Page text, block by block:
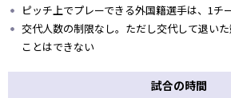
ピッチ上でプレーできる外国籍選手は、1チ
交代人数の制限なし。ただし交代して退い
ことはできない
試合の時間